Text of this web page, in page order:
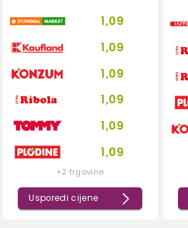
1,09
1,09
1,09
1,09
1,09
1,09
+2 trgovine
Usporedi cijene